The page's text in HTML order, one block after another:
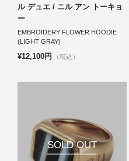
ル デュエ / ニル アン トーキョ
ー
EMBROIDERY FLOWER HOODIE
(LIGHT GRAY)
¥12,100円 （税込）
SOLD OUT